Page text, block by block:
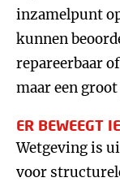
inzamelpunt
kunnen
repareerbaar
maar een
ER BEWEEGT
Wetgeving is
voor